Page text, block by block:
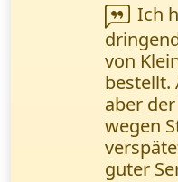
für uns
Dieser
uns nie
aus